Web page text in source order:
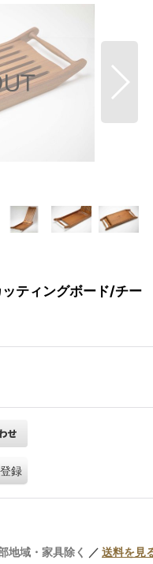
ティングボード/チー
録
地域・家具除く ／ 送料を見